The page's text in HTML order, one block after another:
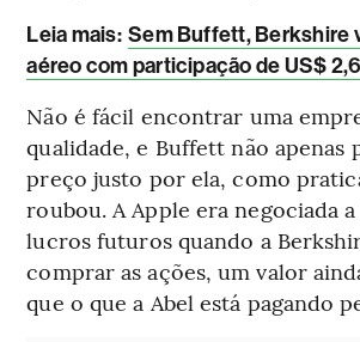
Leia mais: Sem Buffett, Berkshire
aéreo com participação de US$
Não é fácil encontrar uma
qualidade, e Buffett não apenas
preço justo por ela, como
roubou. A Apple era negociada a
lucros futuros quando a
comprar as ações, um valor
que o que a Abel está pagando